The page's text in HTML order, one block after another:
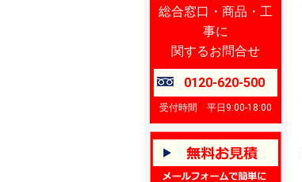
総合窓口・商品・工
事に
関するお問合せ
0120-620-500
受付時間 平日9:00-18:00